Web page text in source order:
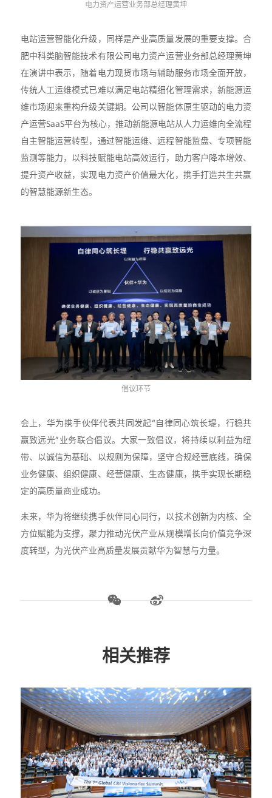
电力资产运营业务部总经理黄坤
电站运营智能化升级，同样是产业高质量发展的重要支撑。合
肥中科类脑智能技术有限公司电力资产运营业务部总经理黄坤
在演讲中表示，随着电力现货市场与辅助服务市场全面开放，
传统人工运维模式已难以满足电站精细化管理需求，新能源运
维市场迎来重构升级关键期。公司以智能体原生驱动的电力资
产运营SaaS平台为核心，推动新能源电站从人力运维向全流程
自主智能运营转型，通过智能运维、远程智能监盘、专项智能
监测等能力，以科技赋能电站高效运行，助力客户降本增效、
提升资产收益，实现电力资产价值最大化，携手打造共生共赢
的智慧能源新生态。
倡议环节
会上，华为携手伙伴代表共同发起“自律同心筑长堤，行稳共
赢致远光”业务联合倡议。大家一致倡议，将持续以利益为纽
带、以诚信为基础、以规则为保障，坚守合规经营底线，确保
业务健康、组织健康、经营健康、生态健康，携手实现长期稳
定的高质量商业成功。
未来，华为将继续携手伙伴同心同行，以技术创新为内核、全
方位赋能为支撑，聚力推动光伏产业从规模增长向价值竞争深
度转型，为光伏产业高质量发展贡献华为智慧与力量。
相关推荐